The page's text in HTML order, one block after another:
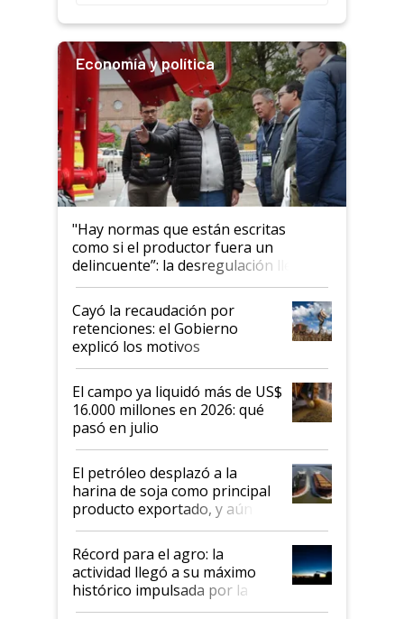
Economía y política
"Hay normas que están escritas
como si el productor fuera un
delincuente”: la desregulación llegó
al Congreso Aapresid y hasta se
habló del financiamiento al IPCVA
Cayó la recaudación por
retenciones: el Gobierno
explicó los motivos
El campo ya liquidó más de US$
16.000 millones en 2026: qué
pasó en julio
El petróleo desplazó a la
harina de soja como principal
producto exportado, y aún así
el agro aportó casi seis de cada
diez dólares y sostuvo el
liderazgo en un semestre
récord
Récord para el agro: la
actividad llegó a su máximo
histórico impulsada por la
cosecha y las exportaciones